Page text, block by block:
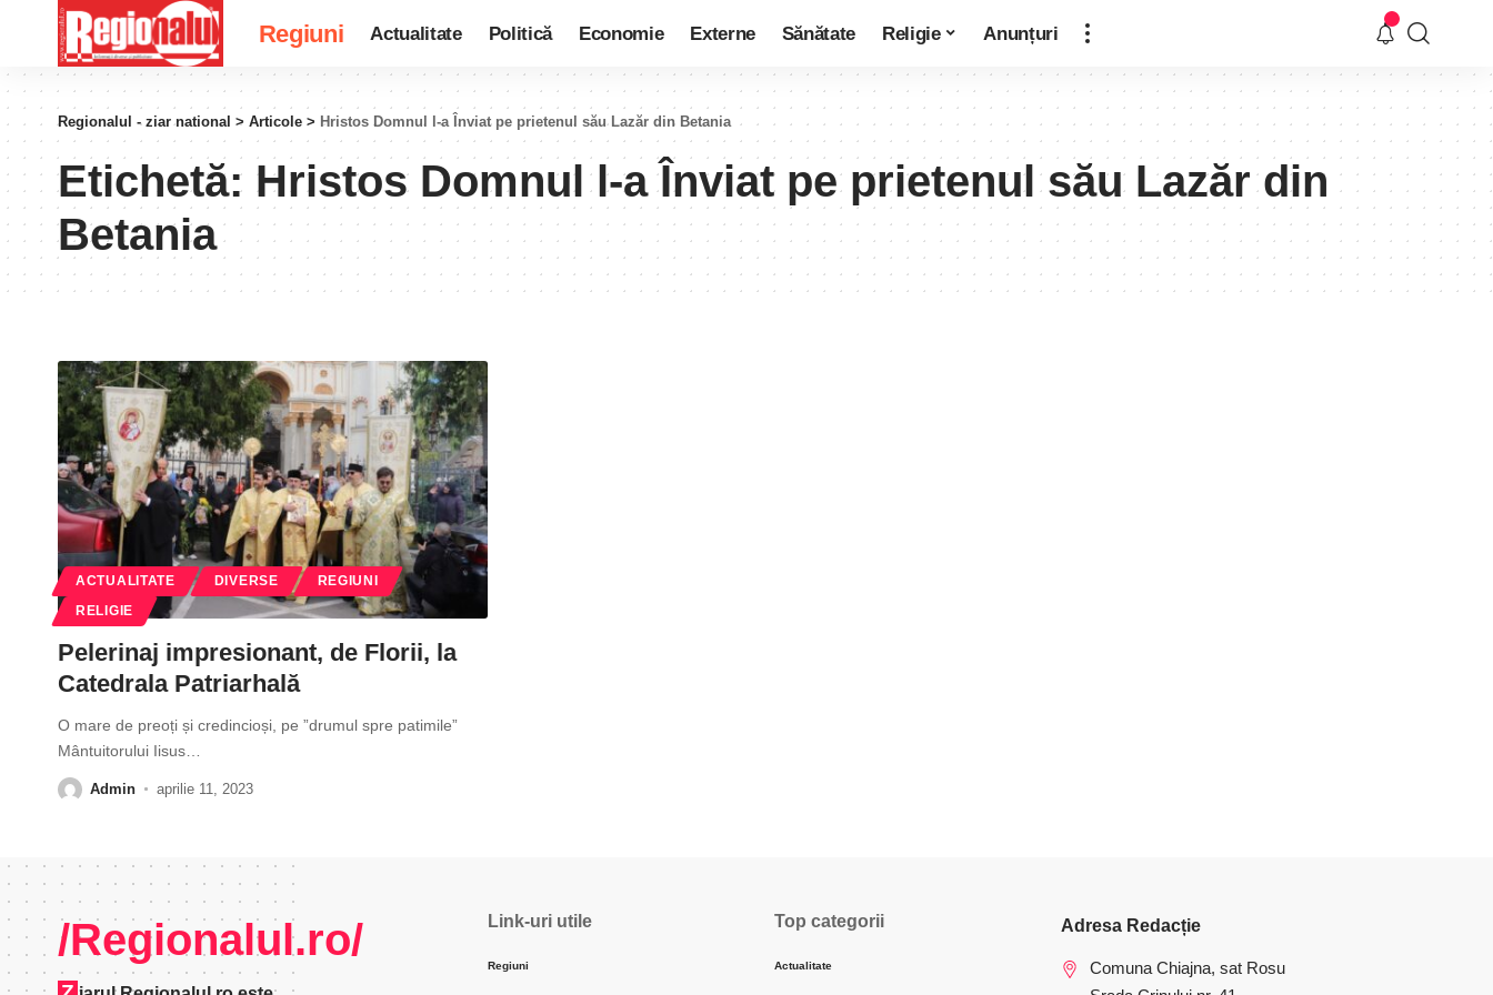
Regiuni Actualitate Politică Economie Externe Sănătate Religie Anunțuri
Regionalul - ziar national > Articole > Hristos Domnul l-a Înviat pe prietenul său Lazăr din Betania
Etichetă: Hristos Domnul l-a Înviat pe prietenul său Lazăr din
Betania
ACTUALITATE DIVERSE REGIUNI
RELIGIE
Pelerinaj impresionant, de Florii, la
Catedrala Patriarhală
O mare de preoți și credincioși, pe ”drumul spre patimile”
Mântuitorului Iisus
Admin aprilie 11, 2023
/Regionalul.ro/ Link-uri utile
Regiuni
Top categorii
Actualitate
Adresa Redacție
Comuna Chiajna, sat Rosu